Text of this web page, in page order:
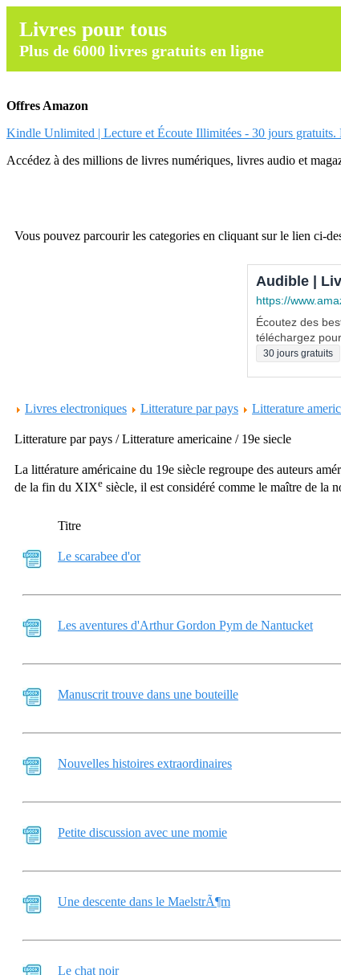
Livres pour tous
Plus de 6000 livres gratuits en ligne
Offres Amazon
Kindle Unlimited | Lecture et Écoute Illimitées - 30 jours gratuits.
Accédez à des millions de livres numériques, livres audio et
Vous pouvez parcourir les categories en cliquant sur le lien ci-
Audible |
https://
Écoutez des
téléchargez
30 jours gratuits
Livres electroniques Litterature par pays Litterature
Litterature par pays / Litterature americaine / 19e siecle
La littérature américaine du 19e siècle regroupe des auteurs
de la fin du XIXe siècle, il est considéré comme le maître de la
Titre
Le scarabee d'or
Les aventures d'Arthur Gordon Pym de Nantucket
Manuscrit trouve dans une bouteille
Nouvelles histoires extraordinaires
Petite discussion avec une momie
Une descente dans le MaelstrÃ¶m
Le chat noir